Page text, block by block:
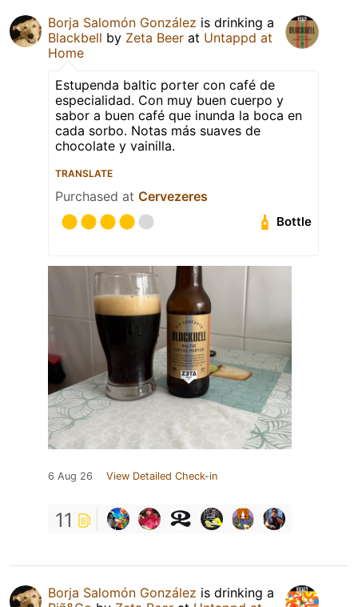
Borja Salomón González is drinking a
Blackbell by Zeta Beer at Untappd at
Home
Estupenda baltic porter con café de
especialidad. Con muy buen cuerpo y
sabor a buen café que inunda la boca en
cada sorbo. Notas más suaves de
chocolate y vainilla.
TRANSLATE
Purchased at Cervezeres
Bottle
6 Aug 26 View Detailed Check-in
11
Borja Salomón González is drinking a